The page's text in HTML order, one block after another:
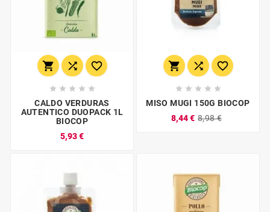
  
    
CALDO VERDURAS
AUTENTICO DUOPACK 1L
BIOCOP
5,93 €
  
    
MISO MUGI 150G BIOCOP
8,44 € 8,98 €